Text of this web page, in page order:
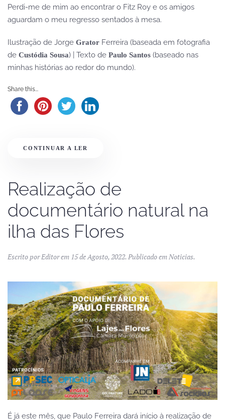
Perdi-me de mim ao encontrar o Fitz Roy e os amigos
aguardam o meu regresso sentados à mesa.
Ilustração de Jorge Grator Ferreira (baseada em fotografia
de Custódia Sousa) | Texto de Paulo Santos (baseado nas
minhas histórias ao redor do mundo).
Share this...
CONTINUAR A LER
Realização de
documentário natural na
ilha das Flores
Escrito porEditorem 15 de Agosto, 2022. Publicado emNoticias.
É já este mês, que Paulo Ferreira dará início à realização de